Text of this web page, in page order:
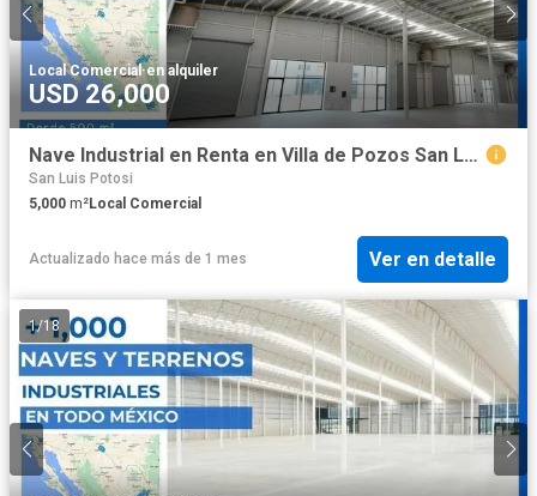
Local Comercial·en alquiler
USD 26,000
Nave Industrial en Renta en Villa de Pozos San Luis Potosí 5,000 m2
San Luis Potosi
5,000 m²Local Comercial
Actualizado hace más de 1 mes Ver en detalle
1/18